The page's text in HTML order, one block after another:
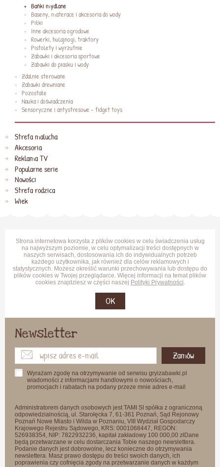
Bańki mydlane
Baseny, materace i akcesoria do wody
Piłki
Inne akcesoria ogrodowe
Rowerki, hulajnogi, traktory
Pistolety i wyrzutnie
Zabawki i akcesoria sportowe
Zabawki do piasku i wody
Zdalnie sterowane
Zabawki drewniane
Pozostałe
Nauka i doświadczenia
Sensoryczne i antystresowe - fidget toys
Strefa malucha
Akcesoria
Reklama TV
Popularne serie
Nowości
Strefa rodzica
Wiek
Strona internetowa korzysta z plików cookies w celu świadczenia usług
na najwyższym poziomie, w celu optymalizacji treści dostępnych w
naszych serwisach, dostosowania ich do indywidualnych potrzeb
każdego użytkownika, jak również dla celów reklamowych i
statystycznych. Możesz określić warunki przechowywania lub dostępu do
plików cookies w Twojej przeglądarce. Więcej informacji na temat plików
cookies znajdziesz w części naszej Polityki Prywatności.
OK
Newsletter
Zamów
Wyrażam zgodę na otrzymywanie od serwisu gryizabawki.pl
wiadomości z informacjami handlowymi o nowościach,
promocjach i rabatach na podany przeze mnie adres e-mail
Administratorem danych osobowych jest TAMI SI spółka z ograniczoną
odpowiedzialnością, ul. Starołęcka 7, 61-361 Poznań, Sąd Rejonowy
Poznań Nowe Miasto i Wilda w Poznaniu, VIII Wydział Gospodarczy
Krajowego Rejestru Sądowego, KRS: 0001068447, REGON:
526938354, NIP: 7822932236, kapitał zakładowy 100 000,00 złDane
będą przetwarzane w celu dostarczania Tobie naszego newslettera.
Podanie danych jest dobrowolne, lecz konieczne do otrzymywania
newslettera. Masz prawo dostępu do treści swoich danych, ich
poprawienia czy cofnięcia zgody na przetwarzanie danych w każdym